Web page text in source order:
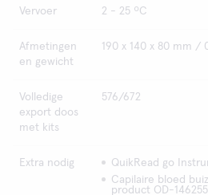
Vervoer 2 - 25 ºC
Afmetingen
en gewicht
190 x 140 x 80 mm /
Volledige
export doos
met kits
576/672
Extra nodig
QuikRead go
Capilaire bloed
product OD-146255